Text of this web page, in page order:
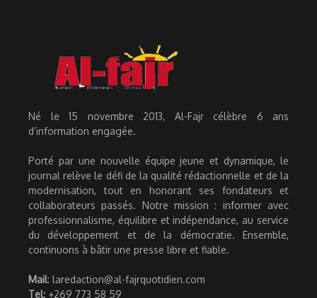
Né le 15 novembre 2013, Al-Fajr célèbre 6 ans
d’information engagée.
Porté par une nouvelle équipe jeune et dynamique, le
journal relève le défi de la qualité rédactionnelle et de la
modernisation, tout en honorant ses fondateurs et
collaborateurs passés. Notre mission : informer avec
professionnalisme, équilibre et indépendance, au service
du développement et de la démocratie. Ensemble,
continuons à bâtir une presse libre et fiable.
Mail: laredaction@al-fajrquotidien.com
Tel: +269 773 58 59